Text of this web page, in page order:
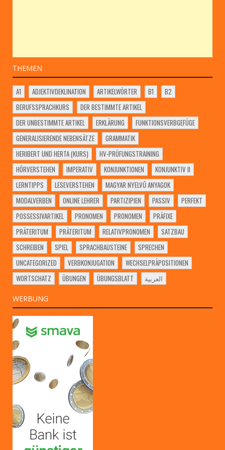
THEMEN
A1 ADJEKTIVDEKLINATION ARTIKELWÖRTER B1
B2
BERUFSSPRACHKURS
DER BESTIMMTE ARTIKEL
DER UNBESTIMMTE ARTIKEL
ERKLÄRUNG
FUNKTIONSVERBGEFÜGE
GENERALISIERENDE NEBENSÄTZE
GRAMMATIK
HERIBERT UND HERTA (KURS)
HV-PRÜFUNGSTRAINING
HÖRVERSTEHEN
IMPERATIV KONJUNKTIONEN
KONJUNKTIV II
LERNTIPPS
LESEVERSTEHEN
MAGYAR NYELVŰ ANYAGOK
MODALVERBEN
ONLINE LEHRER PARTIZIPIEN PASSIV
PERFEKT
POSSESSIVARTIKEL
PRONOMEN PRONOMEN
PRÄFIXE
PRÄTERITUM
PRÄTERITUM RELATIVPRONOMEN
SATZBAU
SCHREIBEN
SPIEL SPRACHBAUSTEINE
SPRECHEN
UNCATEGORIZED
VERBKONJUGATION
WECHSELPRÄPOSITIONEN
WORTSCHATZ
ÜBUNGEN ÜBUNGSBLATT العربية
WERBUNG